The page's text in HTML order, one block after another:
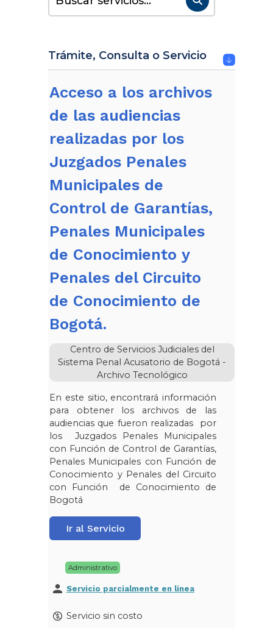
Trámite, Consulta o Servicio
Acceso a los archivos
de las audiencias
realizadas por los
Juzgados Penales
Municipales de
Control de Garantías,
Penales Municipales
de Conocimiento y
Penales del Circuito
de Conocimiento de
Bogotá.
Centro de Servicios Judiciales del
Sistema Penal Acusatorio de Bogotá -
Archivo Tecnológico
En este sitio, encontrará información
para obtener los archivos de las
audiencias que fueron realizadas por
los Juzgados Penales Municipales
con Función de Control de Garantías,
Penales Municipales con Función de
Conocimiento y Penales del Circuito
con Función de Conocimiento de
Bogotá
Ir al Servicio
Administrativo
Servicio parcialmente en linea
Servicio sin costo